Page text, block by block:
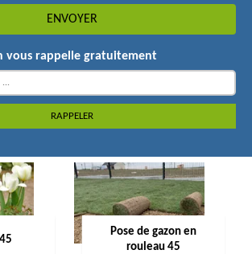
vous rappelle gratuitement
Pose de gazon en
rouleau 45